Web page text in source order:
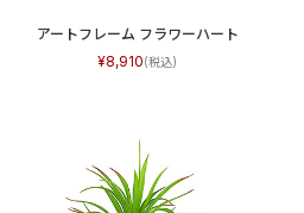
アートフレーム フラワーハート
8,910